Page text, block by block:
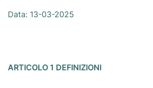
Data: 13-03-2025
ARTICOLO 1 DEFINIZIONI